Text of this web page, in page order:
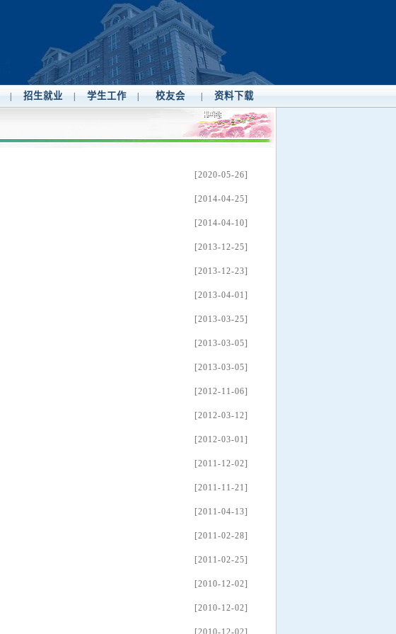
招生就业 学生工作 校友会 资料下载
[2020-05-26]
[2014-04-25]
[2014-04-10]
[2013-12-25]
[2013-12-23]
[2013-04-01]
[2013-03-25]
[2013-03-05]
[2013-03-05]
[2012-11-06]
[2012-03-12]
[2012-03-01]
[2011-12-02]
[2011-11-21]
[2011-04-13]
[2011-02-28]
[2011-02-25]
[2010-12-02]
[2010-12-02]
[2010-12-02]